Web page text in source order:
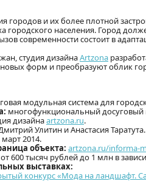
городов и их более плотной
городского населения. Город
современности состоит в
студия дизайнаArtzona
новых форм и преобразуют облик
модульная система для
многофункциональный
дизайнаartzona.ru.
Улитин и Анастасия Таратута.
март 2014.
объекта: artzona.ru/informa-
от 600 тысяч рублей до 1 млн в
выставках:
конкурс «Мода на ландшафт.